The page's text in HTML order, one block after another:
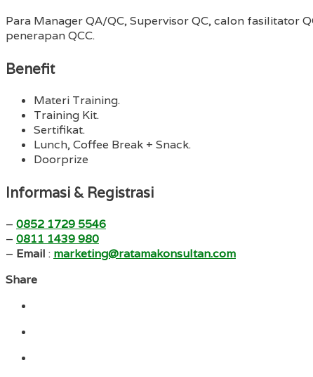
Para Manager QA/QC, Supervisor QC, calon fasilitator
penerapan QCC.
Benefit
Materi Training.
Training Kit.
Sertifikat.
Lunch, Coffee Break + Snack.
Doorprize
Informasi & Registrasi
– 0852 1729 5546
– 0811 1439 980
– Email : marketing@ratamakonsultan.com
Share